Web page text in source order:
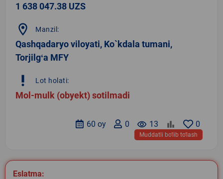
1 638 047.38 UZS
location_on Manzil:
Qashqadaryo viloyati, Ko`kdala tumani,
Torjilgʻa MFY
priority_high Lot holati:
Mol-mulk (obyekt) sotilmadi
0
remove_red_eye 13
0
60 oy
Muddatli bo‘lib to‘lash
Eslatma: